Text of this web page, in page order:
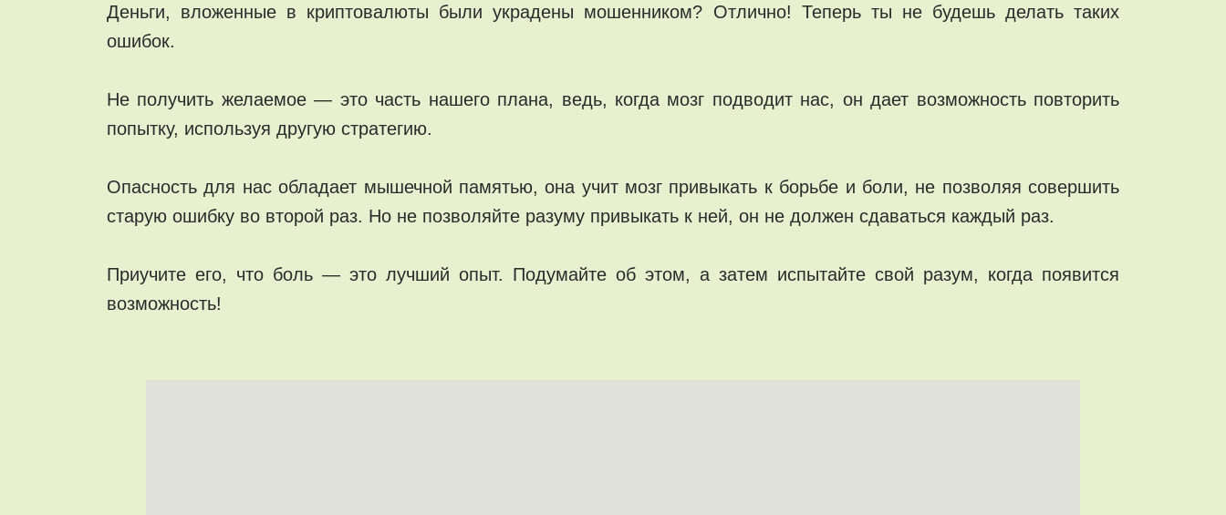
Деньги, вложенные в криптовалюты были украдены мошенником? Отлично! Теперь ты не будешь делать таких
ошибок.
Не получить желаемое — это часть нашего плана, ведь, когда мозг подводит нас, он дает возможность повторить
попытку, используя другую стратегию.
Опасность для нас обладает мышечной памятью, она учит мозг привыкать к борьбе и боли, не позволяя совершить
старую ошибку во второй раз. Но не позволяйте разуму привыкать к ней, он не должен сдаваться каждый раз.
Приучите его, что боль — это лучший опыт. Подумайте об этом, а затем испытайте свой разум, когда появится
возможность!